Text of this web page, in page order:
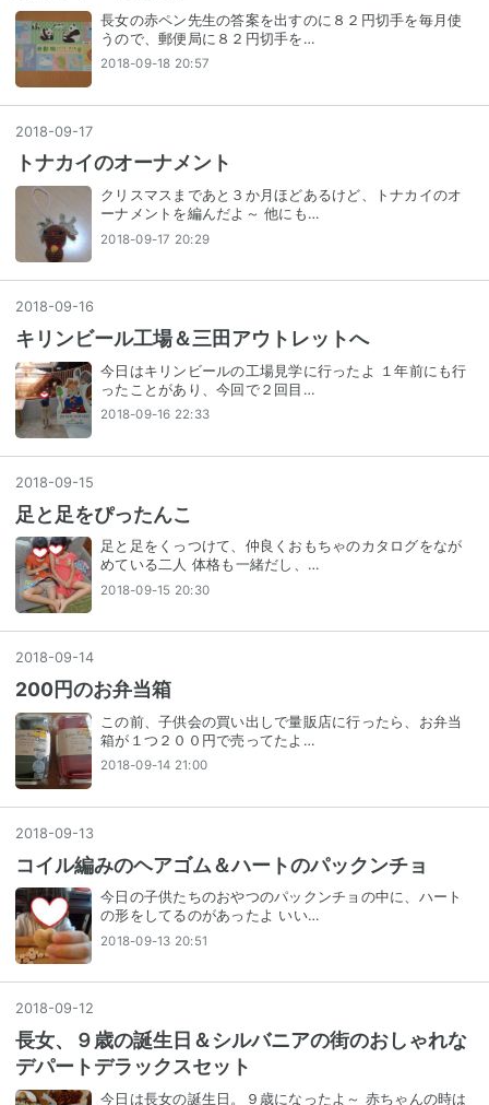
長女の赤ペン先生の答案を出すのに８２円切手を毎月使
うので、郵便局に８２円切手を…
2018-09-18 20:57
2018-09-17
トナカイのオーナメント
クリスマスまであと３か月ほどあるけど、トナカイのオ
ーナメントを編んだよ～ 他にも…
2018-09-17 20:29
2018-09-16
キリンビール工場＆三田アウトレットへ
今日はキリンビールの工場見学に行ったよ １年前にも行
ったことがあり、今回で２回目…
2018-09-16 22:33
2018-09-15
足と足をぴったんこ
足と足をくっつけて、仲良くおもちゃのカタログをなが
めている二人 体格も一緒だし、…
2018-09-15 20:30
2018-09-14
200円のお弁当箱
この前、子供会の買い出しで量販店に行ったら、お弁当
箱が１つ２００円で売ってたよ…
2018-09-14 21:00
2018-09-13
コイル編みのヘアゴム＆ハートのパックンチョ
今日の子供たちのおやつのパックンチョの中に、ハート
の形をしてるのがあったよ いい…
2018-09-13 20:51
2018-09-12
長女、９歳の誕生日＆シルバニアの街のおしゃれな
デパートデラックスセット
今日は長女の誕生日。９歳になったよ～ 赤ちゃんの時は